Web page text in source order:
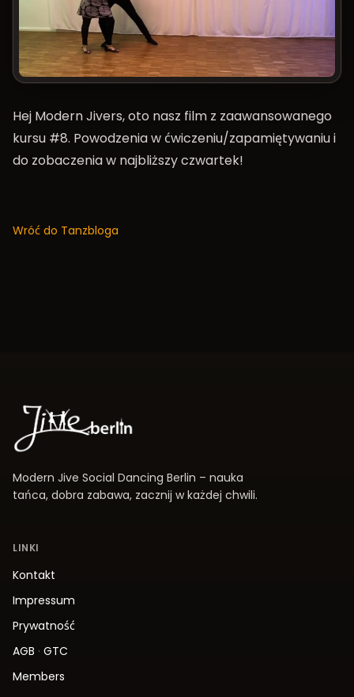
Hej Modern Jivers, oto nasz film z zaawansowanego
kursu #8. Powodzenia w ćwiczeniu/zapamiętywaniu i
do zobaczenia w najbliższy czwartek!
Wróć do Tanzbloga
Modern Jive Social Dancing Berlin – nauka
tańca, dobra zabawa, zacznij w każdej chwili.
LINKI
Kontakt
Impressum
Prywatność
AGB · GTC
Members